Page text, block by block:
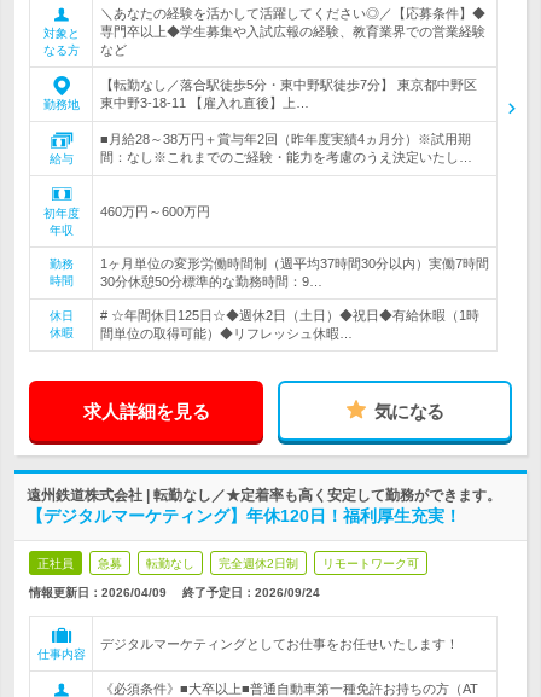
対象と
なる方
＼あなたの経験を活かして活躍してください◎／【応募条件】◆
専門卒以上◆学生募集や入試広報の経験、教育業界での営業経験
など
勤務地
【転勤なし／落合駅徒歩5分・東中野駅徒歩7分】 東京都中野区
東中野3-18-11 【雇入れ直後】上…
給与
■月給28～38万円＋賞与年2回（昨年度実績4ヵ月分）※試用期
間：なし※これまでのご経験・能力を考慮のうえ決定いたし…
初年度
年収
460万円～600万円
勤務
時間
1ヶ月単位の変形労働時間制（週平均37時間30分以内）実働7時間
30分休憩50分標準的な勤務時間：9…
休日
休暇
# ☆年間休日125日☆◆週休2日（土日）◆祝日◆有給休暇（1時
間単位の取得可能）◆リフレッシュ休暇…
求人詳細を見る 気になる
遠州鉄道株式会社 | 転勤なし／★定着率も高く安定して勤務ができます。
【デジタルマーケティング】年休120日！福利厚生充実！
正社員 急募 転勤なし 完全週休2日制 リモートワーク可
情報更新日：2026/04/09 終了予定日： 2026/09/24
仕事内容
デジタルマーケティングとしてお仕事をお任せいたします！
《必須条件》■大卒以上■普通自動車第一種免許お持ちの方（AT